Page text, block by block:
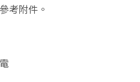
考附件。